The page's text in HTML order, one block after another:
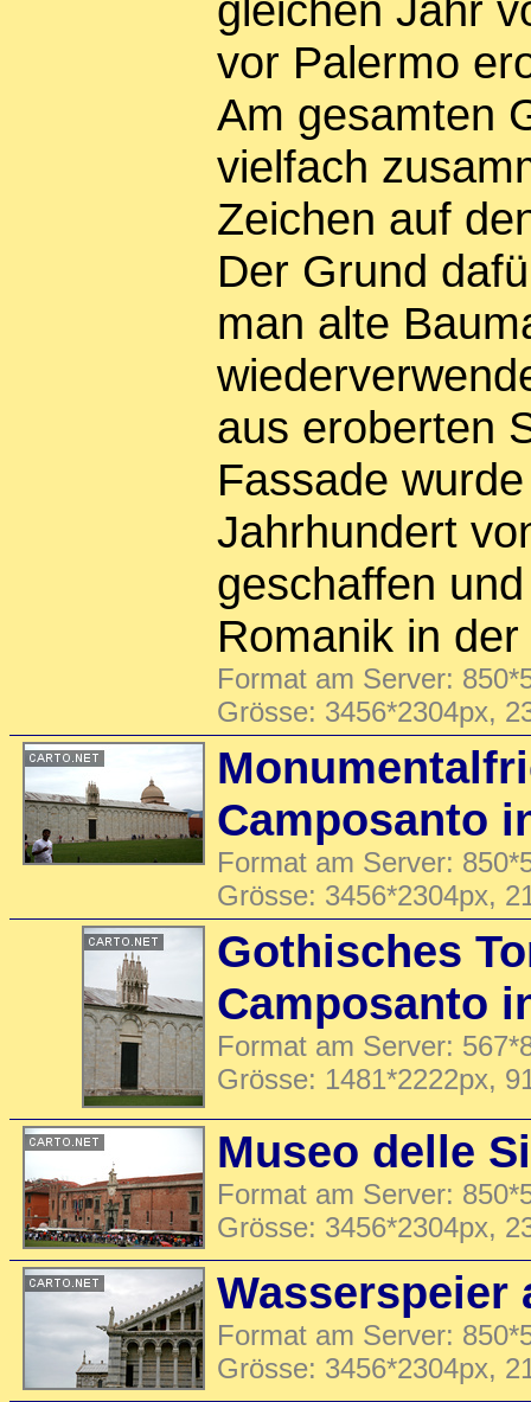
vor Palermo
Am gesamten
vielfach
Zeichen auf
Der Grund
man alte
aus eroberten
Fassade
Jahrhundert
geschaffen
Romanik in
Format am Server:
Grösse: 3456*2304px,
Camposanto
Format am Server:
Grösse: 3456*2304px,
Gothisches
Camposanto
Format am Server:
Grösse: 1481*2222px,
Museo delle
Format am Server:
Grösse: 3456*2304px,
Wasserspeier
Format am Server:
Grösse: 3456*2304px,